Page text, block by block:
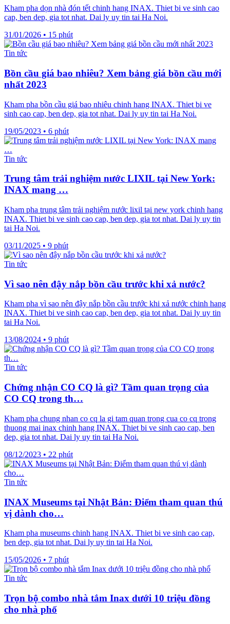
Kham pha dọn nhà đón tết chinh hang INAX. Thiet bi ve sinh cao
cap, ben dep, gia tot nhat. Dai ly uy tin tai Ha Noi.
31/01/2026 • 15 phút
Tin tức
Bồn cầu giá bao nhiêu? Xem bảng giá bồn cầu mới
nhất 2023
Kham pha bồn cầu giá bao nhiêu chinh hang INAX. Thiet bi ve
sinh cao cap, ben dep, gia tot nhat. Dai ly uy tin tai Ha Noi.
19/05/2023 • 6 phút
Tin tức
Trung tâm trải nghiệm nước LIXIL tại New York:
INAX mang …
Kham pha trung tâm trải nghiệm nước lixil tại new york chinh hang
INAX. Thiet bi ve sinh cao cap, ben dep, gia tot nhat. Dai ly uy tin
tai Ha Noi.
03/11/2025 • 9 phút
Tin tức
Vì sao nên đậy nắp bồn cầu trước khi xả nước?
Kham pha vì sao nên đậy nắp bồn cầu trước khi xả nước chinh hang
INAX. Thiet bi ve sinh cao cap, ben dep, gia tot nhat. Dai ly uy tin
tai Ha Noi.
13/08/2024 • 9 phút
Tin tức
Chứng nhận CO CQ là gì? Tầm quan trọng của
CO CQ trong th…
Kham pha chung nhan co cq la gi tam quan trong cua co cq trong
thuong mai inax chinh hang INAX. Thiet bi ve sinh cao cap, ben
dep, gia tot nhat. Dai ly uy tin tai Ha Noi.
08/12/2023 • 22 phút
Tin tức
INAX Museums tại Nhật Bản: Điểm tham quan thú
vị dành cho…
Kham pha museums chinh hang INAX. Thiet bi ve sinh cao cap,
ben dep, gia tot nhat. Dai ly uy tin tai Ha Noi.
15/05/2026 • 7 phút
Tin tức
Trọn bộ combo nhà tắm Inax dưới 10 triệu đồng
cho nhà phố